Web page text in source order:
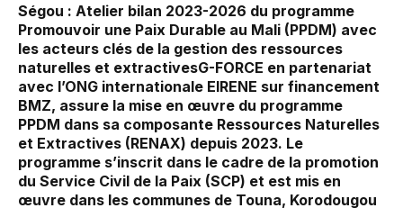
Ségou : Atelier bilan 2023-2026 du programme
Promouvoir une Paix Durable au Mali (PPDM) avec
les acteurs clés de la gestion des ressources
naturelles et extractivesG-FORCE en partenariat
avec l’ONG internationale EIRENE sur financement
BMZ, assure la mise en œuvre du programme
PPDM dans sa composante Ressources Naturelles
et Extractives (RENAX) depuis 2023. Le
programme s’inscrit dans le cadre de la promotion
du Service Civil de la Paix (SCP) et est mis en
œuvre dans les communes de Touna, Korodougou